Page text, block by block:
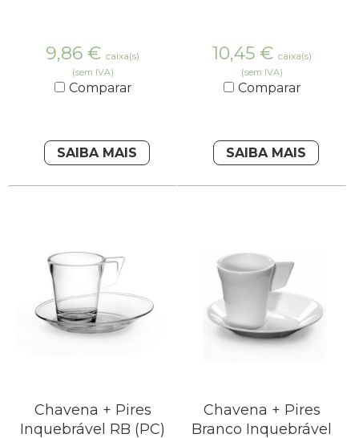
9,86 € caixa(s)
(sem IVA)
Comparar
SAIBA MAIS
10,45 € caixa(s)
(sem IVA)
Comparar
SAIBA MAIS
Chavena + Pires
Inquebrável RB (PC)
Chavena + Pires
Branco Inquebrável